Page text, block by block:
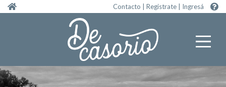
Pasar al contenido principal Contacto Registrate Ingresá